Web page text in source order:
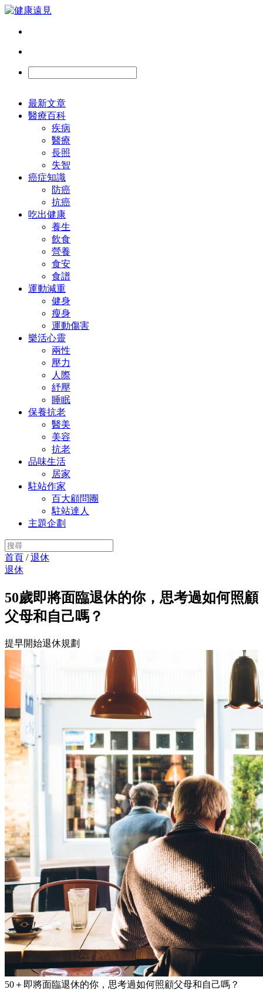
最新文章
醫療百科
疾病
醫療
長照
失智
癌症知識
防癌
抗癌
吃出健康
養生
飲食
營養
食安
食譜
運動減重
健身
瘦身
運動傷害
樂活心靈
兩性
壓力
人際
紓壓
睡眠
保養抗老
醫美
美容
抗老
品味生活
居家
駐站作家
百大顧問團
駐站達人
主題企劃
首頁 /退休
退休
50歲即將面臨退休的你，思考過如何照顧
父母和自己嗎？
提早開始退休規劃
50＋即將面臨退休的你，思考過如何照顧父母和自己嗎？